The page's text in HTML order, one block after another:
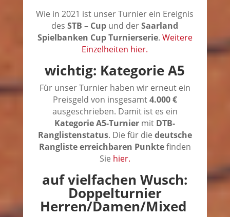
Wie in 2021 ist unser Turnier ein Ereignis
desSTB – Cup und derSaarland
Spielbanken Cup Turnierserie. Weitere
Einzelheiten hier.
wichtig: Kategorie A5
Für unser Turnier haben wir erneut ein
Preisgeld von insgesamt4.000 €
ausgeschrieben. Damit ist es ein
Kategorie A5-Turnier mit DTB-
Ranglistenstatus. Die für die deutsche
Rangliste erreichbaren Punktefinden
Sie hier.
auf vielfachen Wusch:
Doppelturnier
Herren/Damen/Mixed